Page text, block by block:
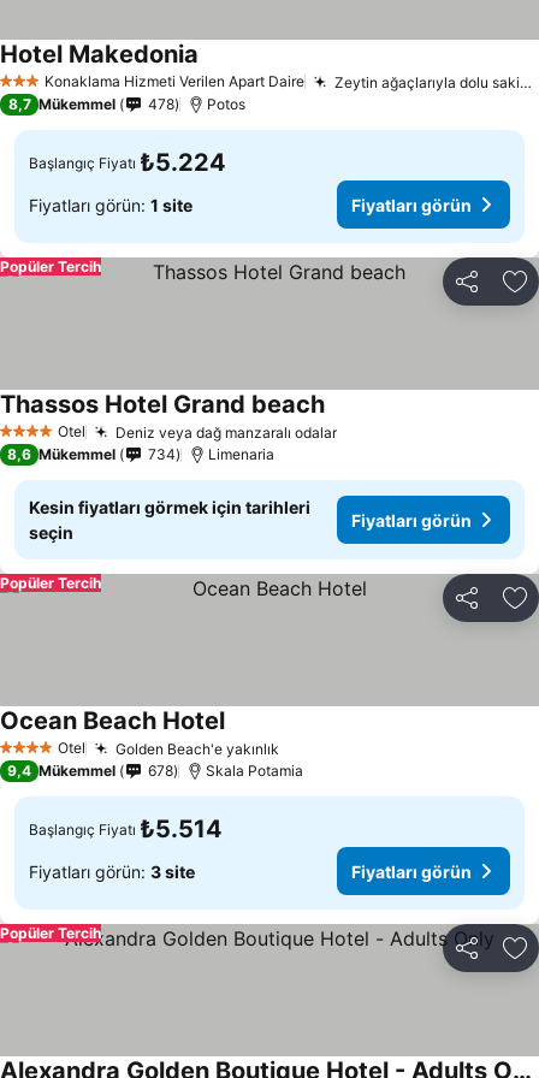
3 YıldızKonaklama Hizmeti Verilen Apart Daire Zeytin ağaçlarıyla dolu sakin bahçe
Hotel Makedonia
8,7 Mükemmel 478 Potos
Başlangıç Fiyatı ₺5.224
Fiyatları görün: 1 site Fiyatları görün
Paylaş
Popüler Tercih
4 Yıldız Otel Deniz veya dağ manzaralı odalar
Thassos Hotel Grand beach
8,6 Mükemmel 734 Limenaria
Kesin fiyatları görmek için tarihleri
seçin
Fiyatları görün
Paylaş
Popüler Tercih
4 Yıldız Otel Golden Beach'e yakınlık
Ocean Beach Hotel
9,4 Mükemmel 678 Skala Potamia
Başlangıç Fiyatı ₺5.514
Fiyatları görün: 3 site Fiyatları görün
Paylaş
Popüler Tercih
Alexandra Golden Boutique Hotel - Adults Only